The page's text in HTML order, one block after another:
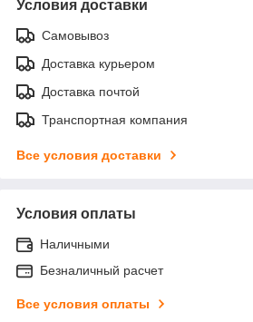
Условия доставки
Самовывоз
Доставка курьером
Доставка почтой
Транспортная компания
Все условия доставки
Условия оплаты
Наличными
Безналичный расчет
Все условия оплаты